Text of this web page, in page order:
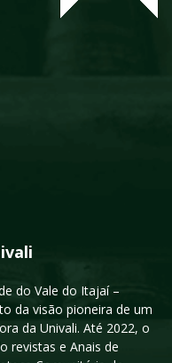
do Vale do Itajaí –
da visão pioneira de um
da Univali. Até 2022, o
revistas e Anais de